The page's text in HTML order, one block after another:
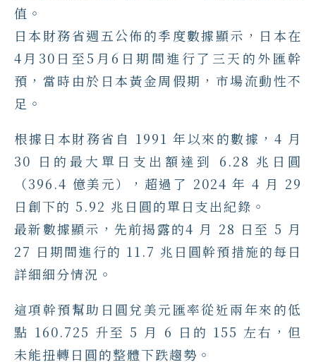
值。
日本財務省週五公佈的季度數據顯示，日本在
4月30日至5月6日期間進行了三天的外匯幹
預，當時由於日本黃金周假期，市場流動性不
足。
根據日本財務省自 1991 年以來的數據，4 月
30 日的最大單日支出額達到 6.28 兆日圓
（396.4 億美元），超過了 2024 年 4 月 29
日創下的 5.92 兆日圓的單日支出紀錄。
最新數據顯示，先前揭露的4 月 28 日至 5 月
27 日期間進行的 11.7 兆日圓幹預措施的每日
詳細細分情況。
這項幹預幫助日圓兌美元匯率從近兩年來的低
點 160.725 升至 5 月 6 日的 155 左右，但
未能扭轉日圓的整體下跌趨勢。